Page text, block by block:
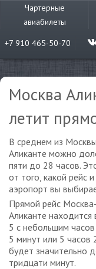
Чартерные
авиабилеты
+7 910 465-50-70
Москва
летит
В среднем из
Аликанте можно
пяти до 28 часов.
от того, какой рейс и
аэропорт вы
Прямой рейс Москва-
Аликанте находится
5 с небольшим
5 минут или 5 часов
будет значительно
тридцати минут.